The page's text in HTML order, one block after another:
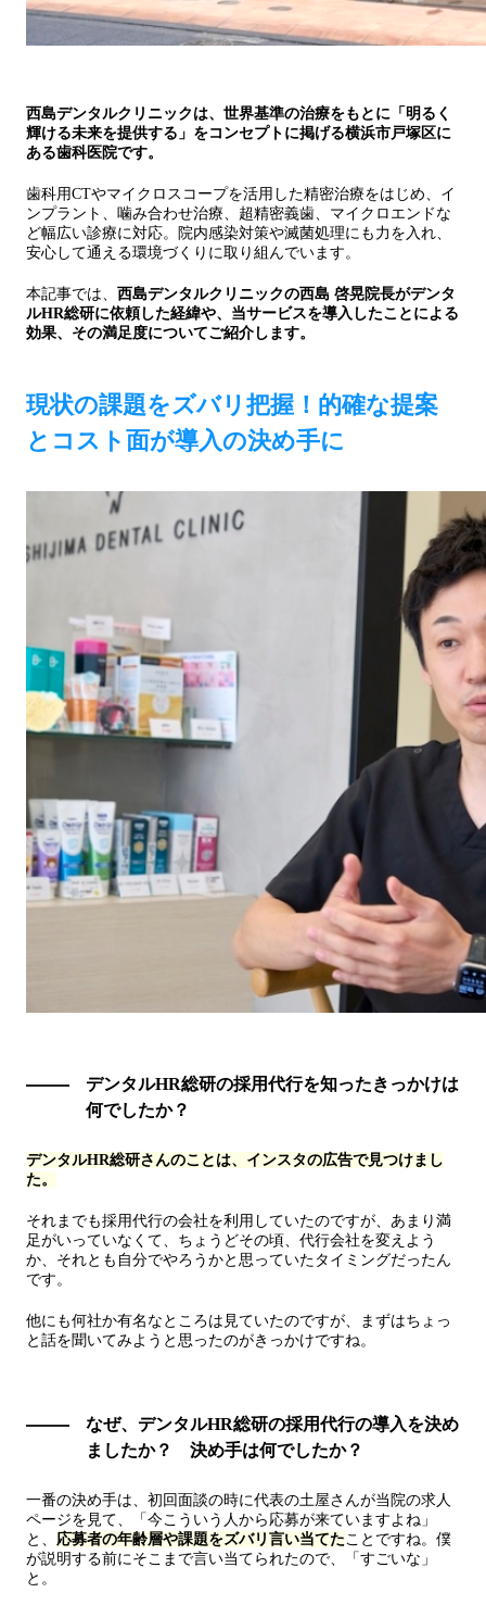
西島デンタルクリニックは、世界基準の治療をもとに「明るく
輝ける未来を提供する」をコンセプトに掲げる横浜市戸塚区に
ある歯科医院です。
歯科用CTやマイクロスコープを活用した精密治療をはじめ、イ
ンプラント、噛み合わせ治療、超精密義歯、マイクロエンドな
ど幅広い診療に対応。院内感染対策や滅菌処理にも力を入れ、
安心して通える環境づくりに取り組んでいます。
本記事では、 西島デンタルクリニックの西島 啓晃院長がデンタ
ルHR総研に依頼した経緯や、当サービスを導入したことによる
効果、その満足度についてご紹介します。
現状の課題をズバリ把握！的確な提案
とコスト面が導入の決め手に
デンタルHR総研の採用代行を知ったきっかけは
何でしたか？
デンタルHR総研さんのことは、インスタの広告で見つけまし
た。
それまでも採用代行の会社を利用していたのですが、あまり満
足がいっていなくて、ちょうどその頃、代行会社を変えよう
か、それとも自分でやろうかと思っていたタイミングだったん
です。
他にも何社か有名なところは見ていたのですが、まずはちょっ
と話を聞いてみようと思ったのがきっかけですね。
なぜ、デンタルHR総研の採用代行の導入を決め
ましたか？ 決め手は何でしたか？
一番の決め手は、初回面談の時に代表の土屋さんが当院の求人
ページを見て、「今こういう人から応募が来ていますよね」
と、 応募者の年齢層や課題をズバリ言い当てた ことですね。僕
が説明する前にそこまで言い当てられたので、「すごいな」
と。